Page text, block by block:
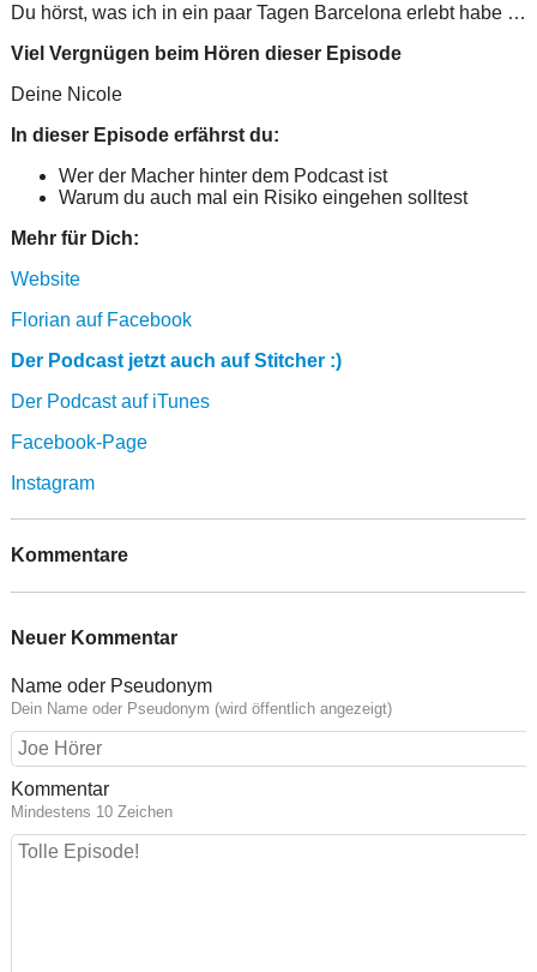
Du hörst, was ich in ein paar Tagen Barcelona erlebt habe …
Viel Vergnügen beim Hören dieser Episode
Deine Nicole
In dieser Episode erfährst du:
Wer der Macher hinter dem Podcast ist
Warum du auch mal ein Risiko eingehen solltest
Mehr für Dich:
Website
Florian auf Facebook
Der Podcast jetzt auch auf Stitcher :)
Der Podcast auf iTunes
Facebook-Page
Instagram
Kommentare
Neuer Kommentar
Name oder Pseudonym
Dein Name oder Pseudonym (wird öffentlich angezeigt)
Kommentar
Mindestens 10 Zeichen